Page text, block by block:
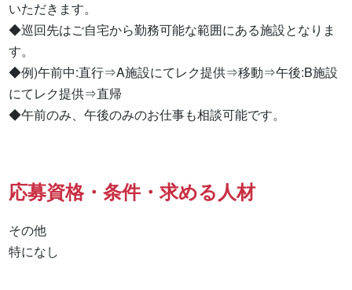
いただきます。
◆巡回先はご自宅から勤務可能な範囲にある施設となりま
す。
◆例)午前中:直行⇒A施設にてレク提供⇒移動⇒午後:B施設
にてレク提供⇒直帰
◆午前のみ、午後のみのお仕事も相談可能です。
応募資格・条件・求める人材
その他
特になし